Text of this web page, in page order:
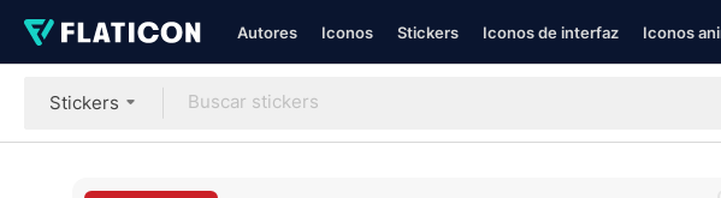
Autores Iconos Stickers Iconos de interfaz Iconos
Stickers